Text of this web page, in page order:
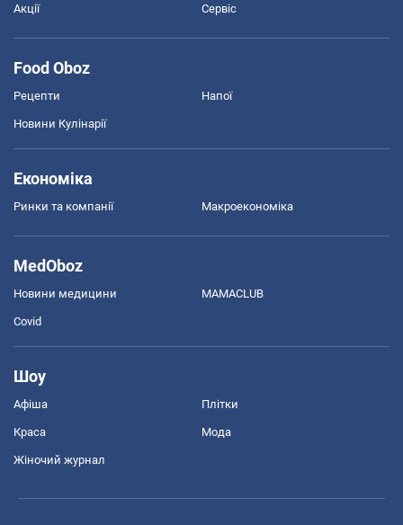
Акції Сервіс
Food Oboz
Рецепти Напої
Новини Кулінарії
Економіка
Ринки та компанії Макроекономіка
MedOboz
Новини медицини MAMACLUB
Covid
Шоу
Афіша Плітки
Краса Мода
Жіночий журнал